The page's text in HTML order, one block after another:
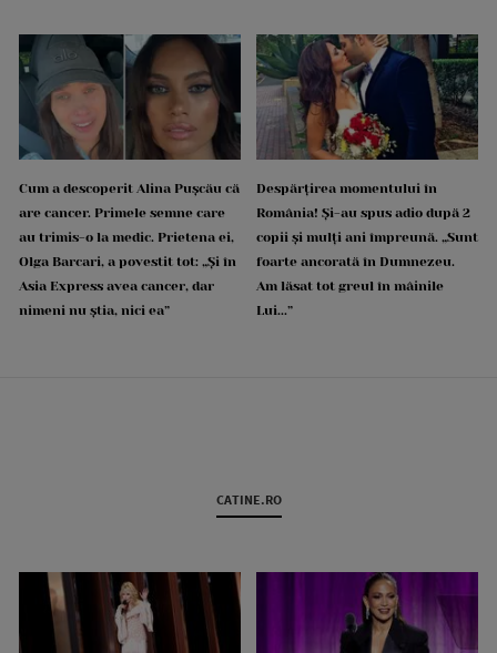
Cum a descoperit Alina Pușcău că
are cancer. Primele semne care
au trimis-o la medic. Prietena ei,
Olga Barcari, a povestit tot: „Și în
Asia Express avea cancer, dar
nimeni nu știa, nici ea”
Despărțirea momentului în
România! Și-au spus adio după 2
copii și mulți ani împreună. „Sunt
foarte ancorată în Dumnezeu.
Am lăsat tot greul în mâinile
Lui...”
CATINE.RO